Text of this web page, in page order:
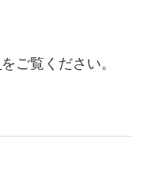
をご覧ください。